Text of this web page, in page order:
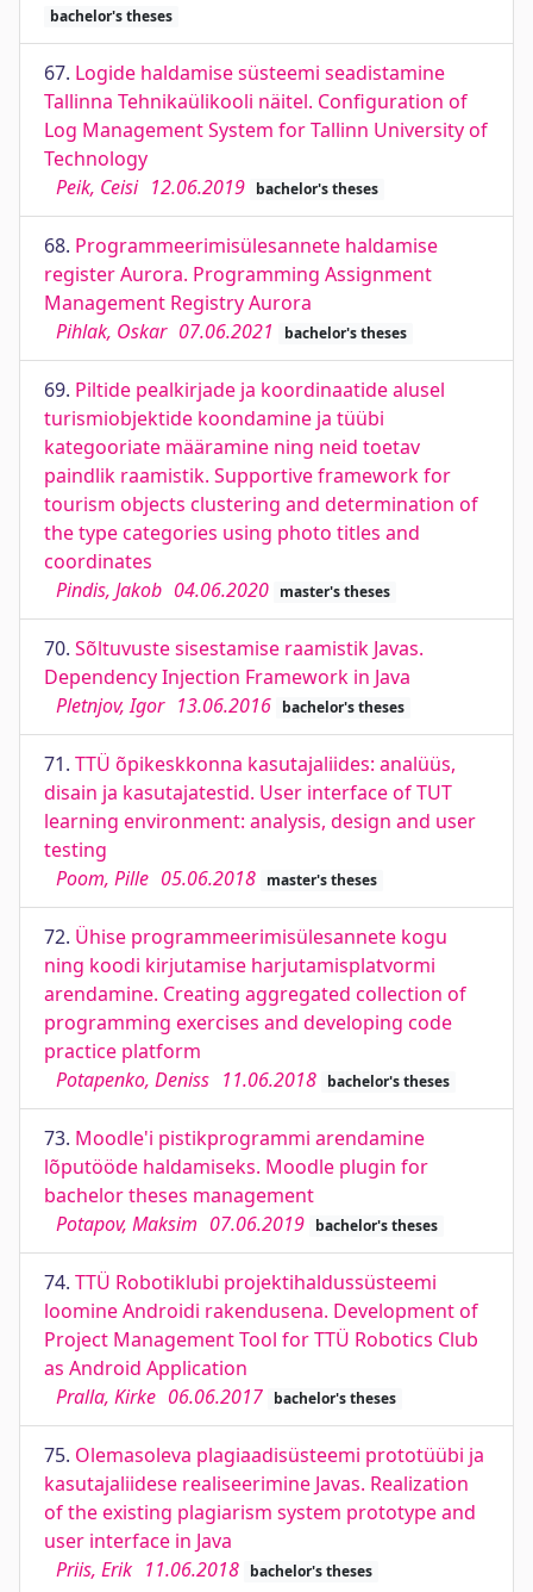
bachelor's theses
67. Logide haldamise süsteemi seadistamine
Tallinna Tehnikaülikooli näitel. Configuration of
Log Management System for Tallinn University of
Technology
Peik, Ceisi 12.06.2019 bachelor's theses
68. Programmeerimisülesannete haldamise
register Aurora. Programming Assignment
Management Registry Aurora
Pihlak, Oskar 07.06.2021 bachelor's theses
69. Piltide pealkirjade ja koordinaatide alusel
turismiobjektide koondamine ja tüübi
kategooriate määramine ning neid toetav
paindlik raamistik. Supportive framework for
tourism objects clustering and determination of
the type categories using photo titles and
coordinates
Pindis, Jakob 04.06.2020 master's theses
70. Sõltuvuste sisestamise raamistik Javas.
Dependency Injection Framework in Java
Pletnjov, Igor 13.06.2016 bachelor's theses
71. TTÜ õpikeskkonna kasutajaliides: analüüs,
disain ja kasutajatestid. User interface of TUT
learning environment: analysis, design and user
testing
Poom, Pille 05.06.2018 master's theses
72. Ühise programmeerimisülesannete kogu
ning koodi kirjutamise harjutamisplatvormi
arendamine. Creating aggregated collection of
programming exercises and developing code
practice platform
Potapenko, Deniss 11.06.2018 bachelor's theses
73. Moodle'i pistikprogrammi arendamine
lõputööde haldamiseks. Moodle plugin for
bachelor theses management
Potapov, Maksim 07.06.2019 bachelor's theses
74. TTÜ Robotiklubi projektihaldussüsteemi
loomine Androidi rakendusena. Development of
Project Management Tool for TTÜ Robotics Club
as Android Application
Pralla, Kirke 06.06.2017 bachelor's theses
75. Olemasoleva plagiaadisüsteemi prototüübi ja
kasutajaliidese realiseerimine Javas. Realization
of the existing plagiarism system prototype and
user interface in Java
Priis, Erik 11.06.2018 bachelor's theses